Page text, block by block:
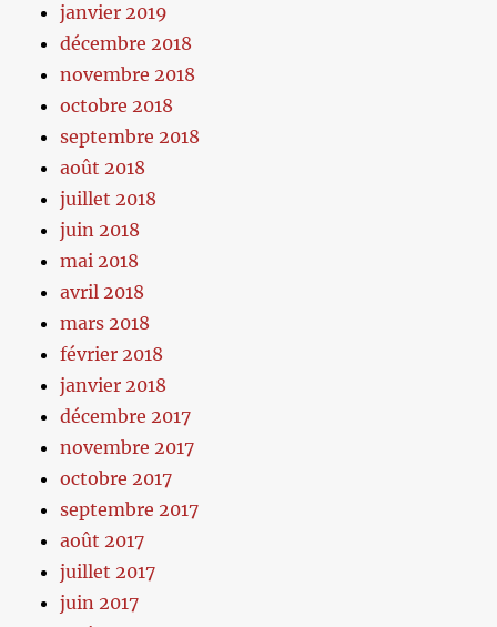
janvier 2019
décembre 2018
novembre 2018
octobre 2018
septembre 2018
août 2018
juillet 2018
juin 2018
mai 2018
avril 2018
mars 2018
février 2018
janvier 2018
décembre 2017
novembre 2017
octobre 2017
septembre 2017
août 2017
juillet 2017
juin 2017